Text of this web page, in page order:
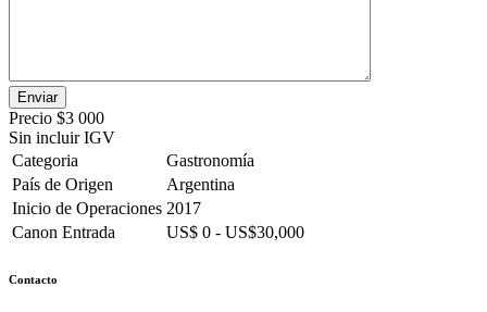
Precio $3 000
Sin incluir IGV
Categoria
Gastronomía
País de Origen
Argentina
Inicio de Operaciones 2017
Canon Entrada
US$ 0 - US$30,000
Contacto